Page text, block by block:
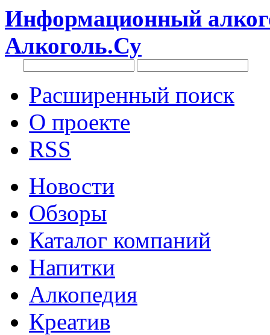
Информационный
Алкоголь.Су
Расширенный поиск
О проекте
RSS
Новости
Обзоры
Каталог компаний
Напитки
Алкопедия
Креатив